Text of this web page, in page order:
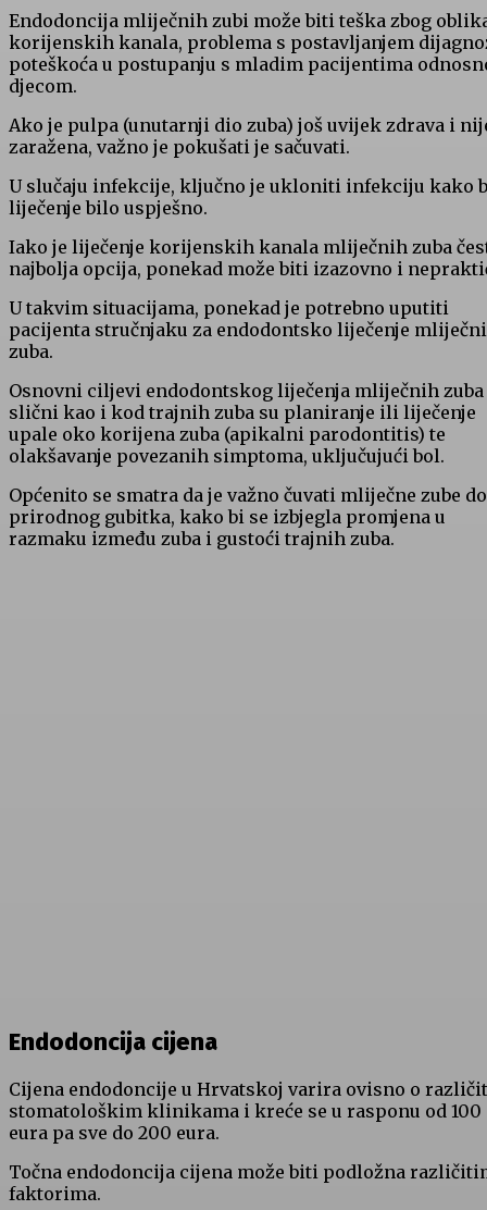
Endodoncija mliječnih zubi može biti teška zbog
korijenskih kanala, problema s postavljanjem
poteškoća u postupanju s mladim pacijentima
djecom.
Ako je pulpa (unutarnji dio zuba) još uvijek zdrava i
zaražena, važno je pokušati je sačuvati.
U slučaju infekcije, ključno je ukloniti infekciju kako
liječenje bilo uspješno.
Iako je liječenje korijenskih kanala mliječnih zuba
najbolja opcija, ponekad može biti izazovno i
U takvim situacijama, ponekad je potrebno uputiti
pacijenta stručnjaku za endodontsko liječenje
zuba.
Osnovni ciljevi endodontskog liječenja mliječnih zuba
slični kao i kod trajnih zuba su planiranje ili liječenje
upale oko korijena zuba (apikalni parodontitis) te
olakšavanje povezanih simptoma, uključujući bol.
Općenito se smatra da je važno čuvati mliječne zube do
prirodnog gubitka, kako bi se izbjegla promjena u
razmaku između zuba i gustoći trajnih zuba.
Endodoncija cijena
Cijena endodoncije u Hrvatskoj varira ovisno o
stomatološkim klinikama i kreće se u rasponu od 100
eura pa sve do 200 eura.
Točna endodoncija cijena može biti podložna
faktorima.